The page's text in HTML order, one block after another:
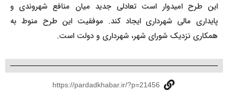
این طرح امیدوار است تعادلی جدید میان منافع شهروندی و
پایداری مالی شهرداری ایجاد کند. موفقیت این طرح منوط به
همکاری نزدیک شورای شهر، شهرداری و دولت است.
https://pardadkhabar.ir/?p=21456